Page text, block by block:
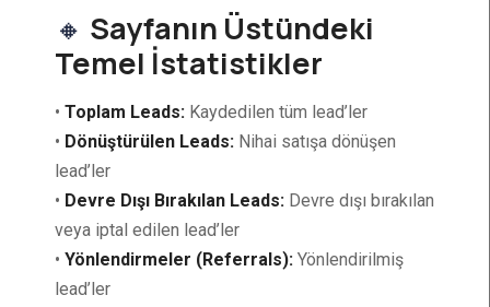
🔸 Sayfanın Üstündeki
Temel İstatistikler
• Toplam Leads: Kaydedilen tüm lead’ler
• Dönüştürülen Leads: Nihai satışa dönüşen
lead’ler
• Devre Dışı Bırakılan Leads: Devre dışı bırakılan
veya iptal edilen lead’ler
• Yönlendirmeler (Referrals): Yönlendirilmiş
lead’ler